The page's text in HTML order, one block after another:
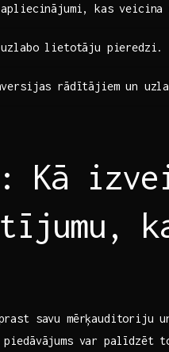
apliecinājumi, kas
uzlabo lietotāju pieredzi.
rādītājiem un
Kā
savu mērķauditoriju
var palīdzēt